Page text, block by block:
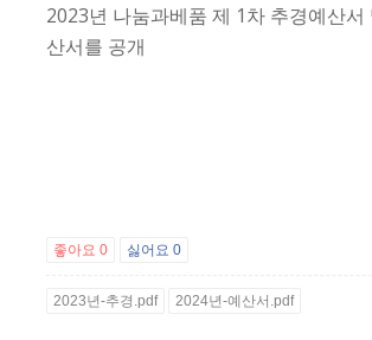
2023년 나눔과베품 제 1차 추경예산서
산서를 공개
좋아요 0 싫어요 0
2023년-추경.pdf 2024년-예산서.pdf